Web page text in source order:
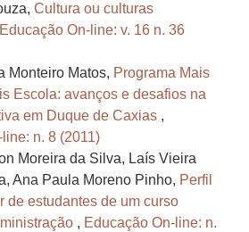
Cultura ou culturas
Educação On-line: v. 16 n. 36
Monteiro Matos, Programa Mais
Escola: avanços e desafios na
em Duque de Caxias ,
n. 8 (2011)
Moreira da Silva, Laís Vieira
Ana Paula Moreno Pinho, Perfil
de estudantes de um curso
, Educação On-line: n.